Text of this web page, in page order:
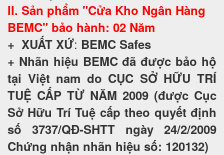
II. Sản phẩm "Cửa Kho Ngân Hàng
BEMC" bảo hành: 02 Năm
+ XUẤT XỨ: BEMC Safes
+ Nhãn hiệu BEMC đã được bảo hộ
tại Việt nam do CỤC SỞ HỮU TRÍ
TUỆ CẤP TỪ NĂM 2009 (được Cục
Sở Hữu Trí Tuệ cấp theo quyết định
số 3737/QĐ-SHTT ngày 24/2/2009
Chứng nhận nhãn hiệu số: 120132)